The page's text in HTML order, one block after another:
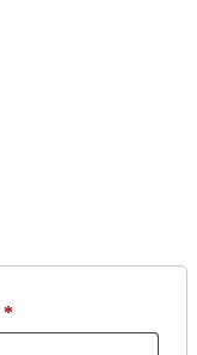
*Obligatorio